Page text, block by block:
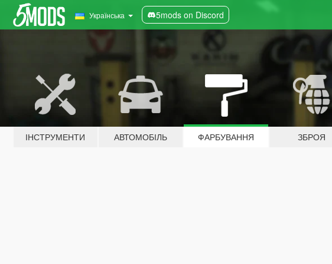
Українська 5mods on Discord
ІНСТРУМЕНТИ АВТОМОБІЛЬ ФАРБУВАННЯ ЗБРОЯ